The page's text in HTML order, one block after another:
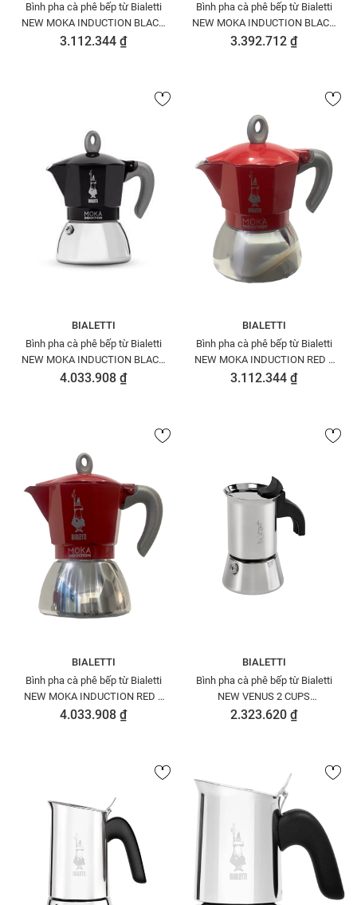
Bình pha cà phê bếp từ Bialetti
NEW MOKA INDUCTION BLACK
2 CUPS 0006932/NP
3.112.344 ₫
Bình pha cà phê bếp từ Bialetti
NEW MOKA INDUCTION BLACK
4 CUPS 0006934/NP
3.392.712 ₫
BIALETTI
Bình pha cà phê bếp từ Bialetti
NEW MOKA INDUCTION BLACK
6 CUPS 0006936/NP
4.033.908 ₫
BIALETTI
Bình pha cà phê bếp từ Bialetti
NEW MOKA INDUCTION RED 2
CUPS 0006942/NP
3.112.344 ₫
BIALETTI
Bình pha cà phê bếp từ Bialetti
NEW MOKA INDUCTION RED 6
CUPS 0006946/NP
4.033.908 ₫
BIALETTI
Bình pha cà phê bếp từ Bialetti
NEW VENUS 2 CUPS
0007252/CNNP
2.323.620 ₫